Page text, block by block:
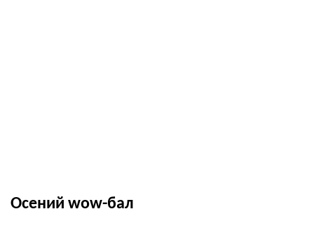
Осений wow-бал